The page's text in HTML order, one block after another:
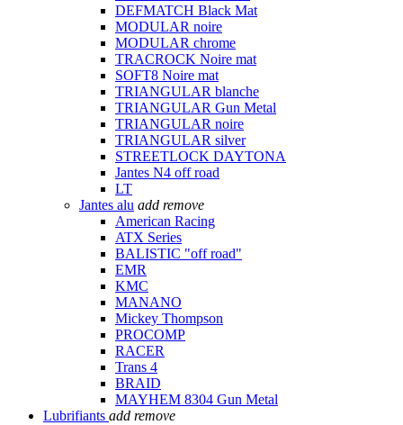
DEFMATCH Black Mat
MODULAR noire
MODULAR chrome
TRACROCK Noire mat
SOFT8 Noire mat
TRIANGULAR blanche
TRIANGULAR Gun Metal
TRIANGULAR noire
TRIANGULAR silver
STREETLOCK DAYTONA
Jantes N4 off road
LT
Jantes alu add remove
American Racing
ATX Series
BALISTIC "off road"
EMR
KMC
MANANO
Mickey Thompson
PROCOMP
RACER
Trans 4
BRAID
MAYHEM 8304 Gun Metal
Lubrifiants add remove